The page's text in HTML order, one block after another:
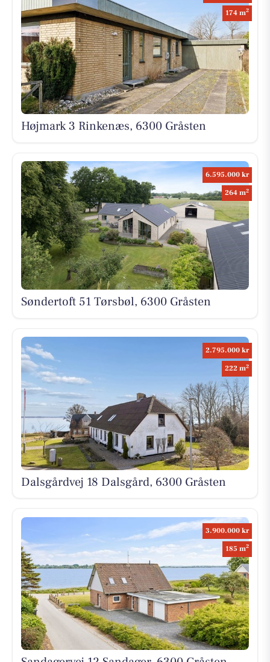
174 m2
Højmark 3 Rinkenæs, 6300 Gråsten
6.595.000 kr
264 m2
Søndertoft 51 Tørsbøl, 6300 Gråsten
2.795.000 kr
222 m2
Dalsgårdvej 18 Dalsgård, 6300 Gråsten
3.900.000 kr
185 m2